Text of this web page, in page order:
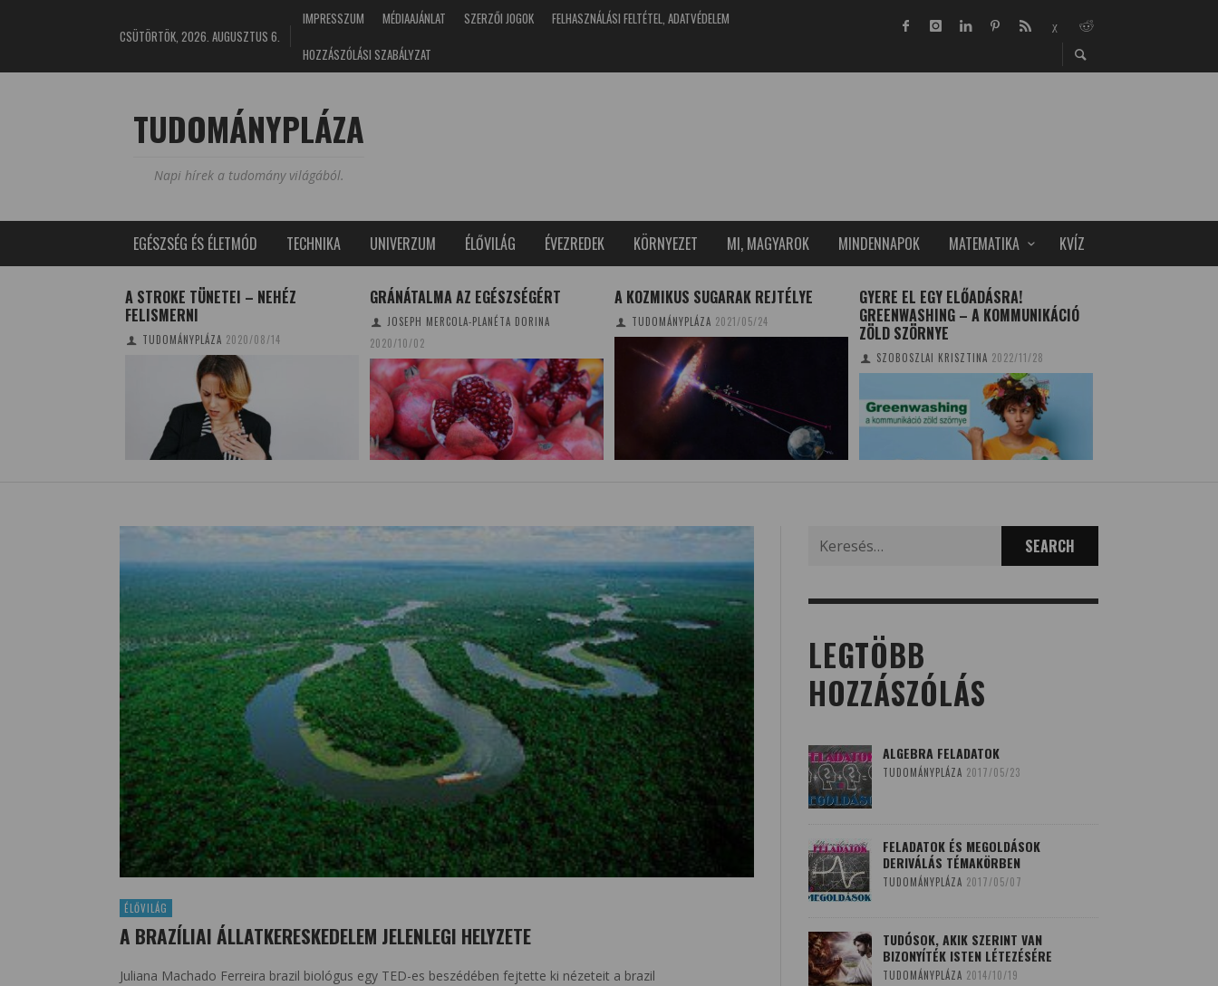
CSÜTÖRTÖK, 2026. AUGUSZTUS 6.
IMPRESSZUM MÉDIAAJÁNLAT SZERZŐI JOGOK
FELHASZNÁLÁSI FELTÉTEL, ADATVÉDELEM
HOZZÁSZÓLÁSI SZABÁLYZAT
TUDOMÁNYPLÁZA
Napi hírek a tudomány világából.
EGÉSZSÉG ÉS ÉLETMÓD TECHNIKA UNIVERZUM ÉLŐVILÁG ÉVEZREDEK KÖRNYEZET MI, MAGYAROK MINDENNAPOK MATEMATIKA KVÍZ
A STROKE TÜNETEI – NEHÉZ
FELISMERNI
TUDOMÁNYPLÁZA 2020/08/14
GRÁNÁTALMA AZ EGÉSZSÉGÉRT
JOSEPH MERCOLA-PLANÉTA DORINA
2020/10/02
A KOZMIKUS SUGARAK REJTÉLYE
TUDOMÁNYPLÁZA 2021/05/24
GYERE EL EGY ELŐADÁSRA!
GREENWASHING – A KOMMUNIKÁCIÓ
ZÖLD SZÖRNYE
SZOBOSZLAI KRISZTINA 2022/11/28
ÉLŐVILÁG
A BRAZÍLIAI ÁLLATKERESKEDELEM JELENLEGI HELYZETE
Juliana Machado Ferreira brazil biológus egy TED-es beszédében fejtette ki nézeteit a brazil
for:
LEGTÖBB
HOZZÁSZÓLÁS
ALGEBRA FELADATOK
TUDOMÁNYPLÁZA 2017/05/23
FELADATOK ÉS MEGOLDÁSOK
DERIVÁLÁS TÉMAKÖRBEN
TUDOMÁNYPLÁZA 2017/05/07
TUDÓSOK, AKIK SZERINT VAN
BIZONYÍTÉK ISTEN LÉTEZÉSÉRE
TUDOMÁNYPLÁZA 2014/10/19